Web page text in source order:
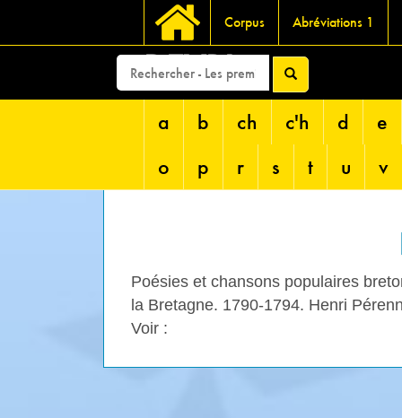
Corpus Abréviations 1
DEVRI
a b ch c'h d
e
o
p r s t u v
Poésies et chansons populaires
la Bretagne. 1790-1794. Henri
Voir :